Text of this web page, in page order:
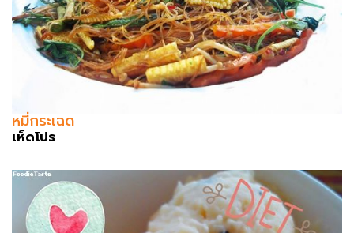
หมี่กระเฉด
เห็ดโปร